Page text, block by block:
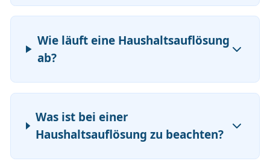
Wie läuft eine Haushaltsauflösung
ab?
Was ist bei einer
Haushaltsauflösung zu beachten?